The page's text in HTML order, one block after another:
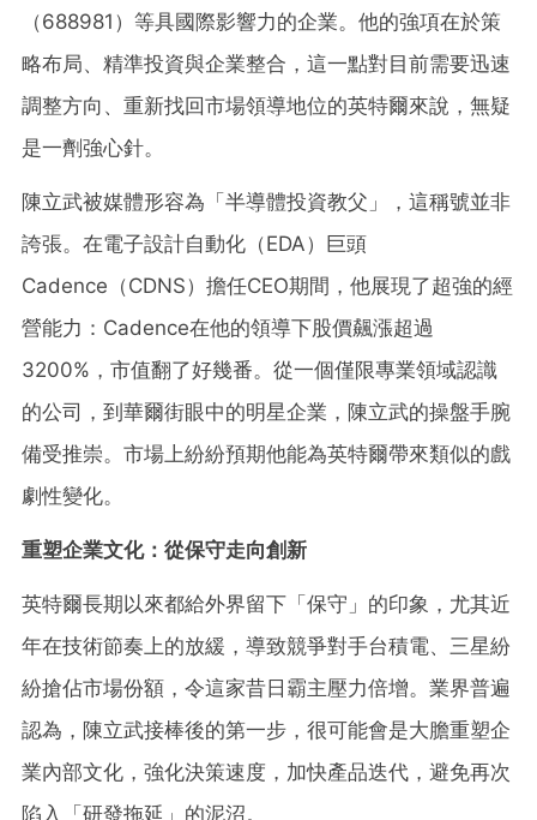
（688981）等具國際影響力的企業。他的強項在於策
略布局、精準投資與企業整合，這一點對目前需要迅速
調整方向、重新找回市場領導地位的英特爾來說，無疑
是一劑強心針。
陳立武被媒體形容為「半導體投資教父」，這稱號並非
誇張。在電子設計自動化（EDA）巨頭
Cadence（CDNS）擔任CEO期間，他展現了超強的經
營能力：Cadence在他的領導下股價飆漲超過
3200%，市值翻了好幾番。從一個僅限專業領域認識
的公司，到華爾街眼中的明星企業，陳立武的操盤手腕
備受推崇。市場上紛紛預期他能為英特爾帶來類似的戲
劇性變化。
重塑企業文化：從保守走向創新
英特爾長期以來都給外界留下「保守」的印象，尤其近
年在技術節奏上的放緩，導致競爭對手台積電、三星紛
紛搶佔市場份額，令這家昔日霸主壓力倍增。業界普遍
認為，陳立武接棒後的第一步，很可能會是大膽重塑企
業內部文化，強化決策速度，加快產品迭代，避免再次
陷入「研發拖延」的泥沼。